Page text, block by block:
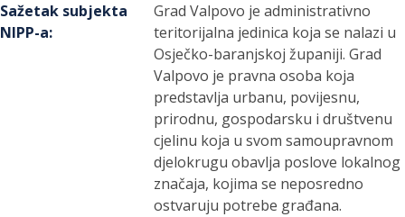
Sažetak subjekta
NIPP-a:
Grad Valpovo je administrativno
teritorijalna jedinica koja se nalazi u
Osječko-baranjskoj županiji. Grad
Valpovo je pravna osoba koja
predstavlja urbanu, povijesnu,
prirodnu, gospodarsku i društvenu
cjelinu koja u svom samoupravnom
djelokrugu obavlja poslove lokalnog
značaja, kojima se neposredno
ostvaruju potrebe građana.